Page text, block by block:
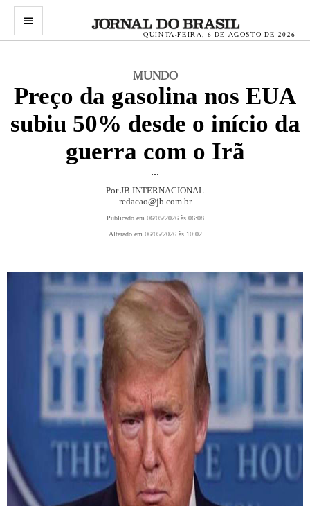
menu
QUINTA-FEIRA, 6 DE AGOSTO DE 2026
MUNDO
Preço da gasolina nos EUA
subiu 50% desde o início da
guerra com o Irã
...
PorJB INTERNACIONAL
redacao@jb.com.br
Publicado em 06/05/2026 às 06:08
Alterado em 06/05/2026 às 10:02